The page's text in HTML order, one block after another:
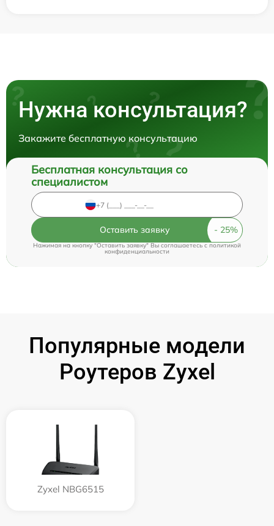
Нужна консультация?
Закажите бесплатную консультацию
Бесплатная консультация со
специалистом
Оставить заявку
Нажимая на кнопку "Оставить заявку" Вы соглашаетесь cполитикой
конфиденциальности
Популярные модели
Роутеров Zyxel
Zyxel NBG6515